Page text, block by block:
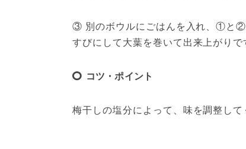
③ 別のボウルにごはんを入れ、①と②
すびにして大葉を巻いて出来上がりで
コツ・ポイント
梅干しの塩分によって、味を調整して